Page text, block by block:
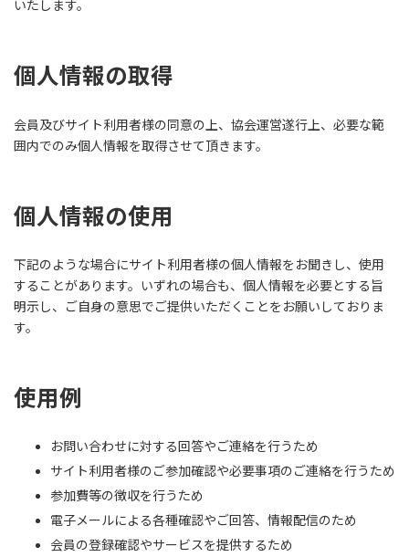
いたします。
個人情報の取得
会員及びサイト利用者様の同意の上、協会運営遂行上、必要な範
囲内でのみ個人情報を取得させて頂きます。
個人情報の使用
下記のような場合にサイト利用者様の個人情報をお聞きし、使用
することがあります。いずれの場合も、個人情報を必要とする旨
明示し、ご自身の意思でご提供いただくことをお願いしておりま
す。
使用例
お問い合わせに対する回答やご連絡を行うため
サイト利用者様のご参加確認や必要事項のご連絡を行うため
参加費等の徴収を行うため
電子メールによる各種確認やご回答、情報配信のため
会員の登録確認やサービスを提供するため